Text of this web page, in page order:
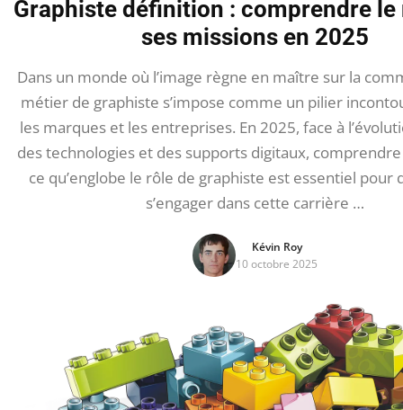
Graphiste définition : comprendre
ses missions en 2025
Dans un monde où l’image règne en maître sur la
métier de graphiste s’impose comme un pilier
les marques et les entreprises. En 2025, face à
des technologies et des supports digitaux,
ce qu’englobe le rôle de graphiste est essentiel pour
s’engager dans cette carrière …
Kévin Roy
10 octobre 2025